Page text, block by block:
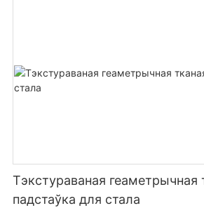
Тэкстураваная геаметрычная
падстаўка для стала